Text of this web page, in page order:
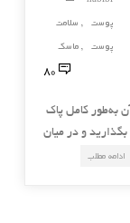
پوست
, سلامت
پوست
, ماسک
80
به‌طور كامل پاك
و در ميان
ادامه مطلب